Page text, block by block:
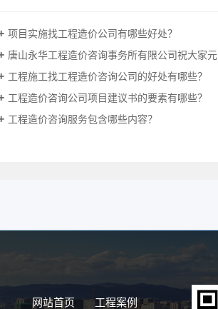
项目实施找工程造价公司有哪些好处？
唐山永华工程造价咨询事务所有限公司祝大家元旦快乐
工程施工找工程造价咨询公司的好处有哪些？
工程造价咨询公司项目建议书的要素有哪些？
工程造价咨询服务包含哪些内容？
网站首页
工程案例